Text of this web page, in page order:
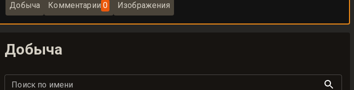
Добыча Комментарии 0 Изображения
Добыча
Поиск по имени